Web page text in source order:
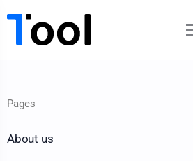
Pages
About us